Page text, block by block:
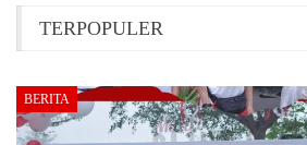
TERPOPULER
BERITA